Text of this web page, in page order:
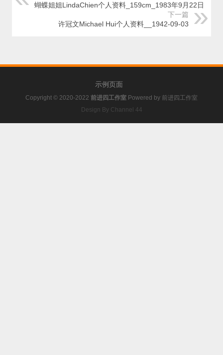
蝴蝶姐姐LindaChien个人资料_159cm_1983年9月22日
下一篇
许冠文Michael Hui个人资料__1942-09-03
示例页面
Copyright © 2020-2022 前进四工作室 Powered by 前进四工作室
Design By Channel 44